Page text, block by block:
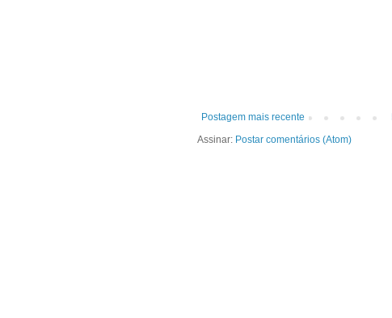
Postagem mais recente
Assinar: Postar comentários (Atom)